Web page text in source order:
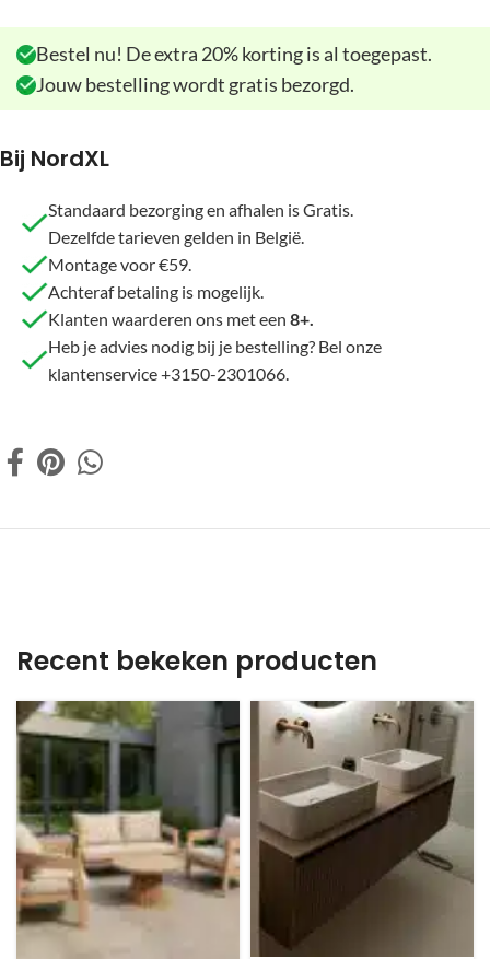
Bestel nu! De extra 20% korting is al toegepast.
Jouw bestelling wordt gratis bezorgd.
Bij NordXL
Standaard bezorging en afhalen is Gratis.
Dezelfde tarieven gelden in België.
Montage voor €59.
Achteraf betaling is mogelijk.
Klanten waarderen ons met een 8+.
Heb je advies nodig bij je bestelling? Bel onze
klantenservice +3150-2301066.
Recent bekeken producten